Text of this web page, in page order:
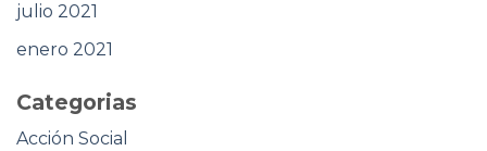
julio 2021
enero 2021
Categorias
Acción Social